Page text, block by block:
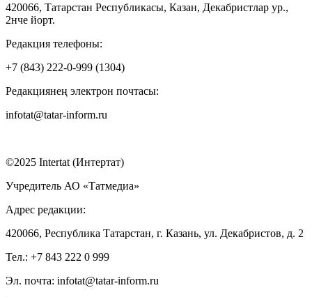
420066, Татарстан Республикасы, Казан, Декабристлар ур.,
2нче йорт.
Редакция телефоны:
+7 (843) 222-0-999 (1304)
Редакциянең электрон почтасы:
infotat@tatar-inform.ru
©2025 Intertat (Интертат)
Учредитель АО «Татмедиа»
Адрес редакции:
420066, Республика Татарстан, г. Казань, ул. Декабристов, д. 2
Тел.: +7 843 222 0 999
Эл. почта: infotat@tatar-inform.ru